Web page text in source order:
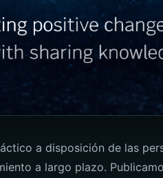
a disposición de las
a largo plazo.